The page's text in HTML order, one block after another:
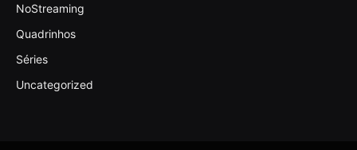
NoStreaming
Quadrinhos
Séries
Uncategorized